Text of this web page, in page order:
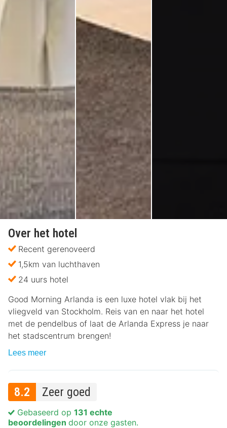
Over het hotel
Recent gerenoveerd
1,5km van luchthaven
24 uurs hotel
Good Morning Arlanda is een luxe hotel vlak bij het
vliegveld van Stockholm. Reis van en naar het hotel
met de pendelbus of laat de Arlanda Express je naar
het stadscentrum brengen!
Lees meer
8.2 Zeer goed
Gebaseerd op 131 echte
beoordelingen door onze gasten.